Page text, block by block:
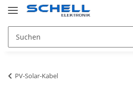
PV-Solar-Kabel